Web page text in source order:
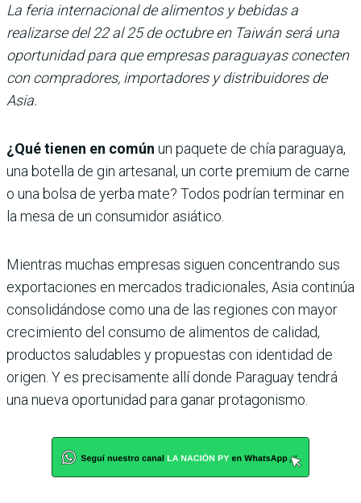
La feria internacional de alimentos y bebidas a
realizarse del 22 al 25 de octubre en Taiwán será una
oportunidad para que empresas paraguayas conecten
con compradores, importadores y distribuidores de
Asia.
¿Qué tienen en común un paquete de chía paraguaya,
una botella de gin artesanal, un corte premium de carne
o una bolsa de yerba mate? Todos podrían terminar en
la mesa de un consumidor asiático.
Mientras muchas empresas siguen concentrando sus
exportaciones en mercados tradicionales, Asia continúa
consolidándose como una de las regiones con mayor
crecimiento del consumo de alimentos de calidad,
productos saludables y propuestas con identidad de
origen. Y es precisamente allí donde Paraguay tendrá
una nueva oportunidad para ganar protagonismo.